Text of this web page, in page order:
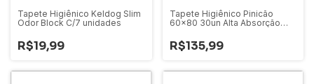
Tapete Higiênico Keldog Slim
Odor Block C/7 unidades
R$19,99
Tapete Higiênico Pinicão
60x80 30un Alta Absorção
R$135,99